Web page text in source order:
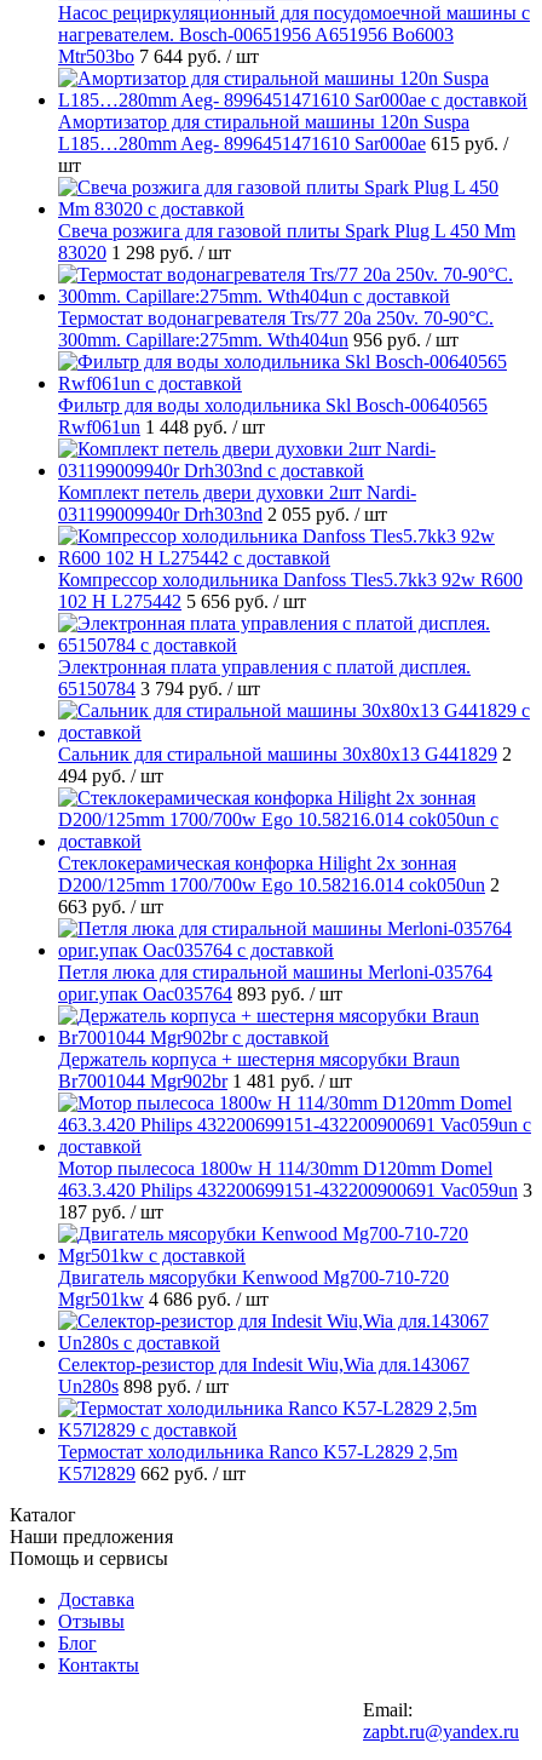
Насос рециркуляционный для посудомоечной машины с
нагревателем. Bosch-00651956 A651956 Bo6003
Mtr503bo 7 644 руб. / шт
Амортизатор для стиральной машины 120n Suspa
L185…280mm Aeg- 8996451471610 Sar000ae 615 руб. /
шт
Свеча розжига для газовой плиты Spark Plug L 450 Mm
83020 1 298 руб. / шт
Термостат водонагревателя Trs/77 20a 250v. 70-90°C.
300mm. Capillare:275mm. Wth404un 956 руб. / шт
Фильтр для воды холодильника Skl Bosch-00640565
Rwf061un 1 448 руб. / шт
Комплект петель двери духовки 2шт Nardi-
031199009940r Drh303nd 2 055 руб. / шт
Компрессор холодильника Danfoss Tles5.7kk3 92w R600
102 H L275442 5 656 руб. / шт
Электронная плата управления с платой дисплея.
65150784 3 794 руб. / шт
Cальник для стиральной машины 30x80x13 G441829 2
494 руб. / шт
Стеклокерамическая конфорка Hilight 2х зонная
D200/125mm 1700/700w Ego 10.58216.014 cok050un 2
663 руб. / шт
Петля люка для стиральной машины Merloni-035764
ориг.упак Oac035764 893 руб. / шт
Держатель корпуса + шестерня мясорубки Braun
Br7001044 Mgr902br 1 481 руб. / шт
Мотор пылесоса 1800w H 114/30mm D120mm Domel
463.3.420 Philips 432200699151-432200900691 Vac059un 3
187 руб. / шт
Двигатель мясорубки Kenwood Mg700-710-720
Mgr501kw 4 686 руб. / шт
Селектор-резистор для Indesit Wiu,Wia для.143067
Un280s 898 руб. / шт
Термостат холодильника Ranco K57-L2829 2,5m
K57l2829 662 руб. / шт
Каталог
Наши предложения
Помощь и сервисы
Доставка
Отзывы
Блог
Контакты
Email:
zapbt.ru@yandex.ru